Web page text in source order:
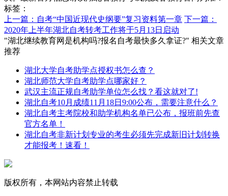
标签：
上一篇：自考“中国近现代史纲要”复习资料第一章 下一篇：
2020年上半年湖北自考转考工作将于5月13日启动
"湖北继续教育网是机构吗?报名自考最快多久拿证?" 相关文章
推荐
湖北大学自考助学点授权书怎么查？
湖北师范大学自考助学点哪家好？
武汉主流正规自考助学单位怎么找？看这就对了!
湖北自考10月成绩11月18日9:00公布，需要注意什么？
湖北自考主考院校和助学机构名单已公布，报班前先查
官方名单！
湖北自考非新计划专业的考生必须先完成新旧计划转换
才能报考！速看！
版权所有，本网站内容禁止转载